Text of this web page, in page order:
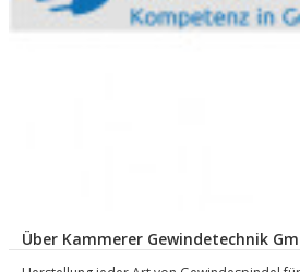
Über Kammerer Gewindetechnik